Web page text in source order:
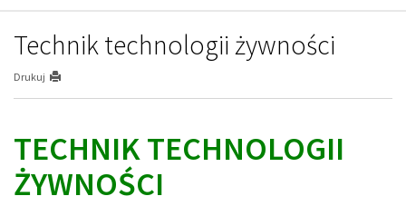
Technik technologii żywności
Drukuj
TECHNIK TECHNOLOGII
ŻYWNOŚCI